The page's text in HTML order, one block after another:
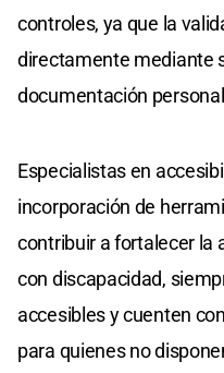
controles, ya que la
directamente mediante
documentación
Especialistas en
incorporación de
contribuir a fortalecer la
con discapacidad,
accesibles y cuenten
para quienes no